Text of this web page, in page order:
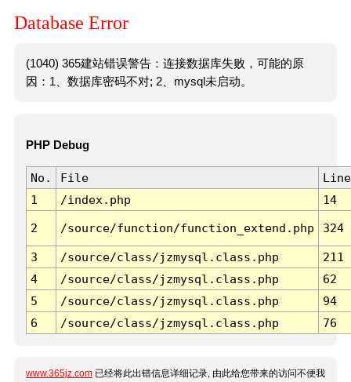
Database Error
(1040) 365建站错误警告：连接数据库失败，可能的原
因：1、数据库密码不对; 2、mysql未启动。
PHP Debug
No. File
Line
1
/index.php 14
2 /source/function/function_extend.php 324
3 /source/class/jzmysql.class.php
211
4
/source/class/jzmysql.class.php
62
5
/source/class/jzmysql.class.php
94
6
/source/class/jzmysql.class.php 76
www.365jz.com 已经将此出错信息详细记录, 由此给您带来的访问不便我